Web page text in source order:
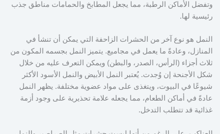
وتفضل الأماكن الرطبة، مما يجعل المطابخ والحمامات مناطق جذب
رئيسية لها.
النمل هو نوع آخر من الحشرات الزاحفة التي يمكن أن تنشأ في
المنازل، وعادةً ما يعمل في مجاميع. يتميز النمل بجسمه المكون من
ثلاث أجزاء (الرأس، الصدر، والبطن) ويمكن التعرف عليه من خلال
شكل الأجنحة إن وُجدت. يُعتبر النمل الأبيض والنمل الأسود الأكثر
شيوعًا في البيوت، ويتغذى على مواد عضوية مختلفة. يظهر النمل
عادةً في أماكن الطعام، مما يجعله علامة تحذيرية على وجود أزمة
غذائية قد تتطلب التدخل.